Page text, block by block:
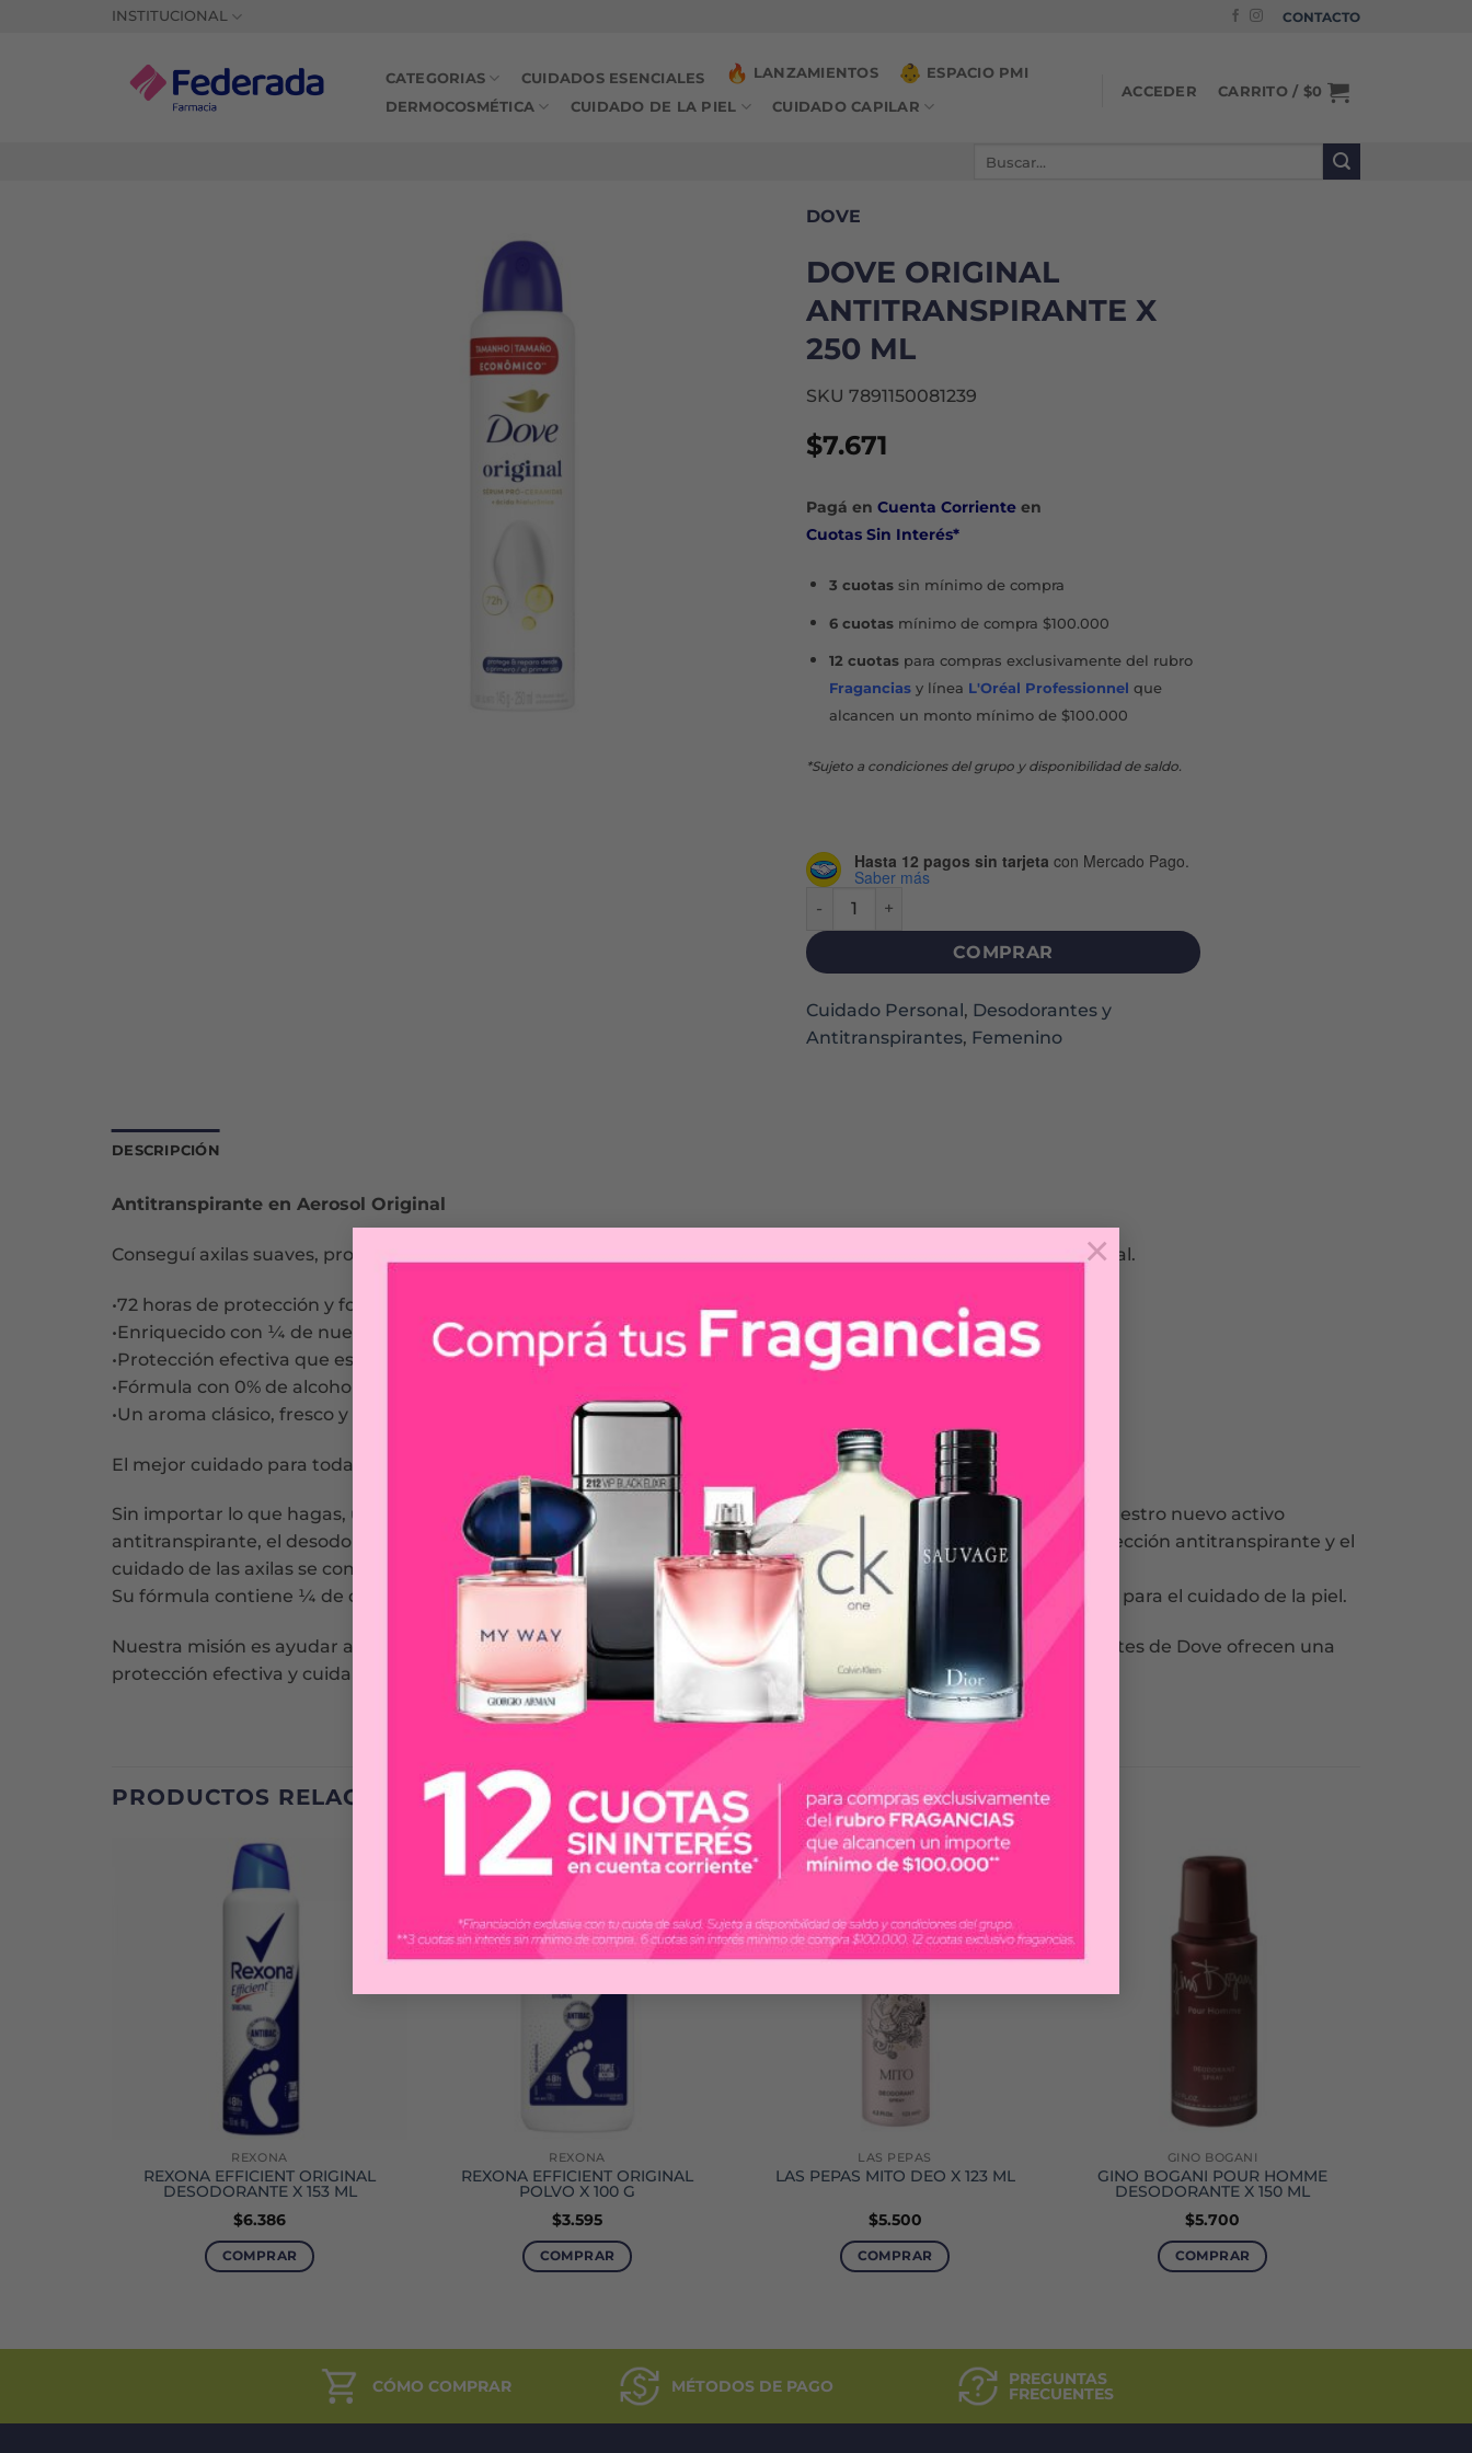
×
INSTITUCIONAL CONTACTO
CATEGORIAS CUIDADOS ESENCIALES LANZAMIENTOS ESPACIO PMI
DERMOCOSMÉTICA CUIDADO DE LA PIEL CUIDADO CAPILAR
ACCEDER CARRITO / $0
DOVE
DOVE ORIGINAL
ANTITRANSPIRANTE X
250 ML
SKU 7891150081239
$7.671
Pagá en Cuenta Corrienteen
Cuotas Sin Interés*
3 cuotassin mínimo de compra
6 cuotasmínimo de compra $100.000
12 cuotaspara compras exclusivamente del rubro
Fraganciasy línea L'Oréal Professionnel que
alcancen un monto mínimo de $100.000
*Sujeto a condiciones del grupo y disponibilidad de saldo.
Hasta 12 pagos sin tarjeta con Mercado Pago.
Saber más
DOVE ORIGINAL ANTITRANSPIRANTE X 250 ML cantidad
COMPRAR
Cuidado Personal, Desodorantes y
Antitranspirantes, Femenino
DESCRIPCIÓN
Antitranspirante en Aerosol Original
Conseguí axilas suaves, protección por 72 horas y un aroma clásico con el antitranspirante en aerosol Dove Original.
•72 horas de protección y formulado con nuestra tecnología superior
•Enriquecido con ¼ de nuestra crema humectante y vitamina E
•Protección efectiva que es más suave para tu piel*
•Fórmula con 0% de alcohol
•Un aroma clásico, fresco y delicado
El mejor cuidado para todas las axilas
Sin importar lo que hagas, un antitranspirante confiable te ayudará a sentirte más segura siempre. Hecho con nuestro nuevo activo
antitranspirante, el desodorante antitranspirante en aerosol Dove Original te protege por hasta 72 horas. La protección antitranspirante y el
cuidado de las axilas se combinan con este aerosol suave para tu piel.
Su fórmula contiene ¼ de crema humectante y vitamina E que ayuda a hidratar la piel de tus axilas y es perfecto para el cuidado de la piel.
Nuestra misión es ayudar a las mujeres a elevar su autoestima y desarrollen todo su potencial. Los antitranspirantes de Dove ofrecen una
protección efectiva y cuidan y protegen tu piel desde el primer uso. Sentite libre y segura de tus axilas.
PRODUCTOS RELACIONADOS
REXONA
REXONA EFFICIENT ORIGINAL
DESODORANTE X 153 ML
$6.386
COMPRAR
REXONA
REXONA EFFICIENT ORIGINAL
POLVO X 100 G
$3.595
COMPRAR
LAS PEPAS
LAS PEPAS MITO DEO X 123 ML
$5.500
COMPRAR
GINO BOGANI
GINO BOGANI POUR HOMME
DESODORANTE X 150 ML
$5.700
COMPRAR
CÓMO COMPRAR MÉTODOS DE PAGO PREGUNTAS
FRECUENTES